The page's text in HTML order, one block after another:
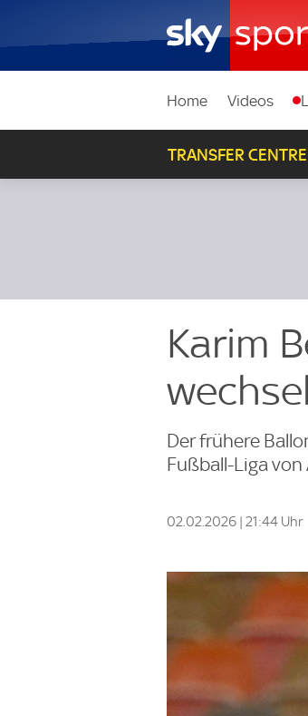
Home Videos
TRANSFER CENTRE
Karim
Der frühere
Fußball-Liga
02.02.2026 | 21:44 Uhr